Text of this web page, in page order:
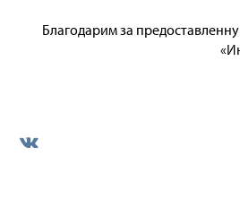
Благодарим за